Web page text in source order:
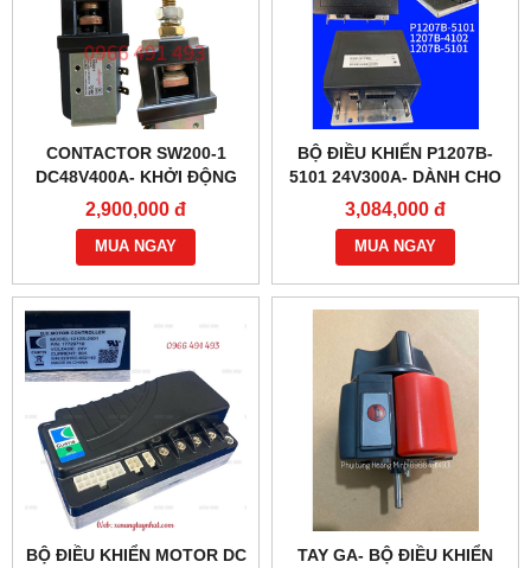
CONTACTOR SW200-1
DC48V400A- KHỞI ĐỘNG
TỪ CHÍNH HÃNG
ALBRIGHT
2,900,000 đ
MUA NGAY
BỘ ĐIỀU KHIỂN P1207B-
5101 24V300A- DÀNH CHO
XE NÂNG
3,084,000 đ
MUA NGAY
BỘ ĐIỀU KHIỂN MOTOR DC
TAY GA- BỘ ĐIỀU KHIỂN